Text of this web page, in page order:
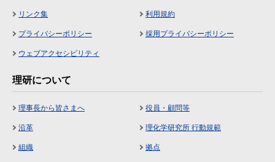
リンク集 利用規約
プライバシーポリシー 採用プライバシーポリシー
ウェブアクセシビリティ
理研について
理事長から皆さまへ 役員・顧問等
沿革 理化学研究所 行動規範
組織 拠点